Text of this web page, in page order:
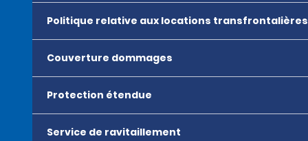
Politique relative aux locations transfrontalières
Couverture dommages
Protection étendue
Service de ravitaillement